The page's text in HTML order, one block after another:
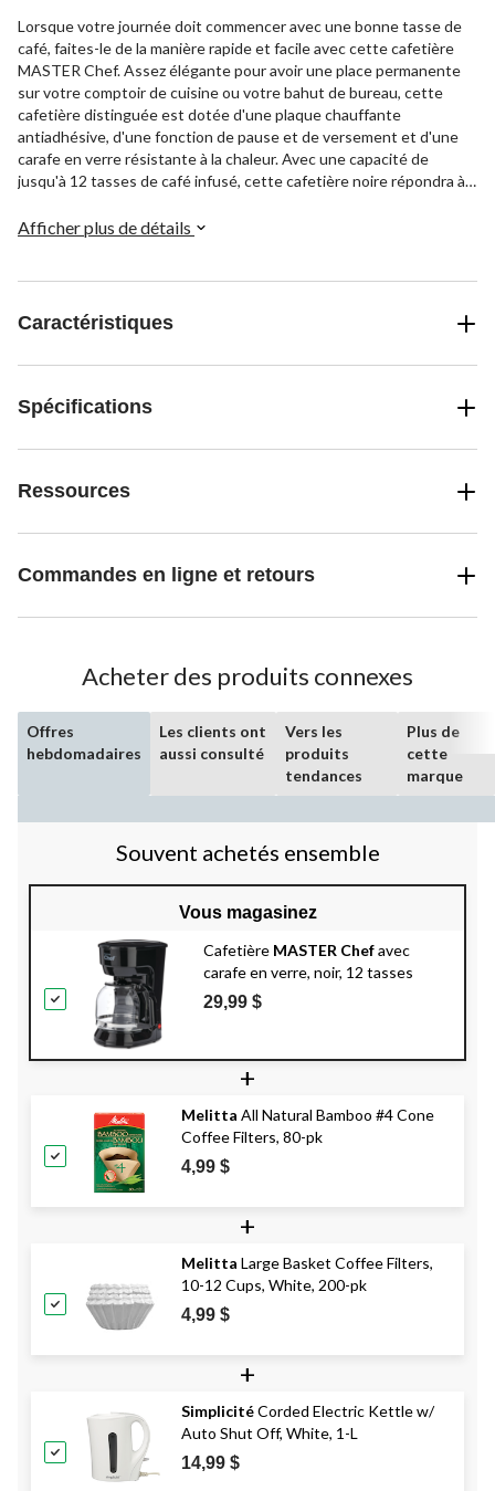
Lorsque votre journée doit commencer avec une bonne tasse de
café, faites-le de la manière rapide et facile avec cette cafetière
MASTER Chef. Assez élégante pour avoir une place permanente
sur votre comptoir de cuisine ou votre bahut de bureau, cette
cafetière distinguée est dotée d'une plaque chauffante
antiadhésive, d'une fonction de pause et de versement et d'une
carafe en verre résistante à la chaleur. Avec une capacité de
jusqu'à 12 tasses de café infusé, cette cafetière noire répondra à
Afficher plus de détails
Caractéristiques
Spécifications
Ressources
Commandes en ligne et retours
Acheter des produits connexes
Offres
hebdomadaires
Les clients ont
aussi consulté
Vers les
produits
tendances
Plus de
cette
marque
Souvent achetés ensemble
Vous magasinez
Cafetière MASTER Chefavec
carafe en verre, noir, 12 tasses
29,99 $
+
Melitta All Natural Bamboo #4 Cone
Coffee Filters, 80-pk
4,99 $
+
Melitta Large Basket Coffee Filters,
10-12 Cups, White, 200-pk
4,99 $
+
SimplicitéCorded Electric Kettle w/
Auto Shut Off, White, 1-L
14,99 $